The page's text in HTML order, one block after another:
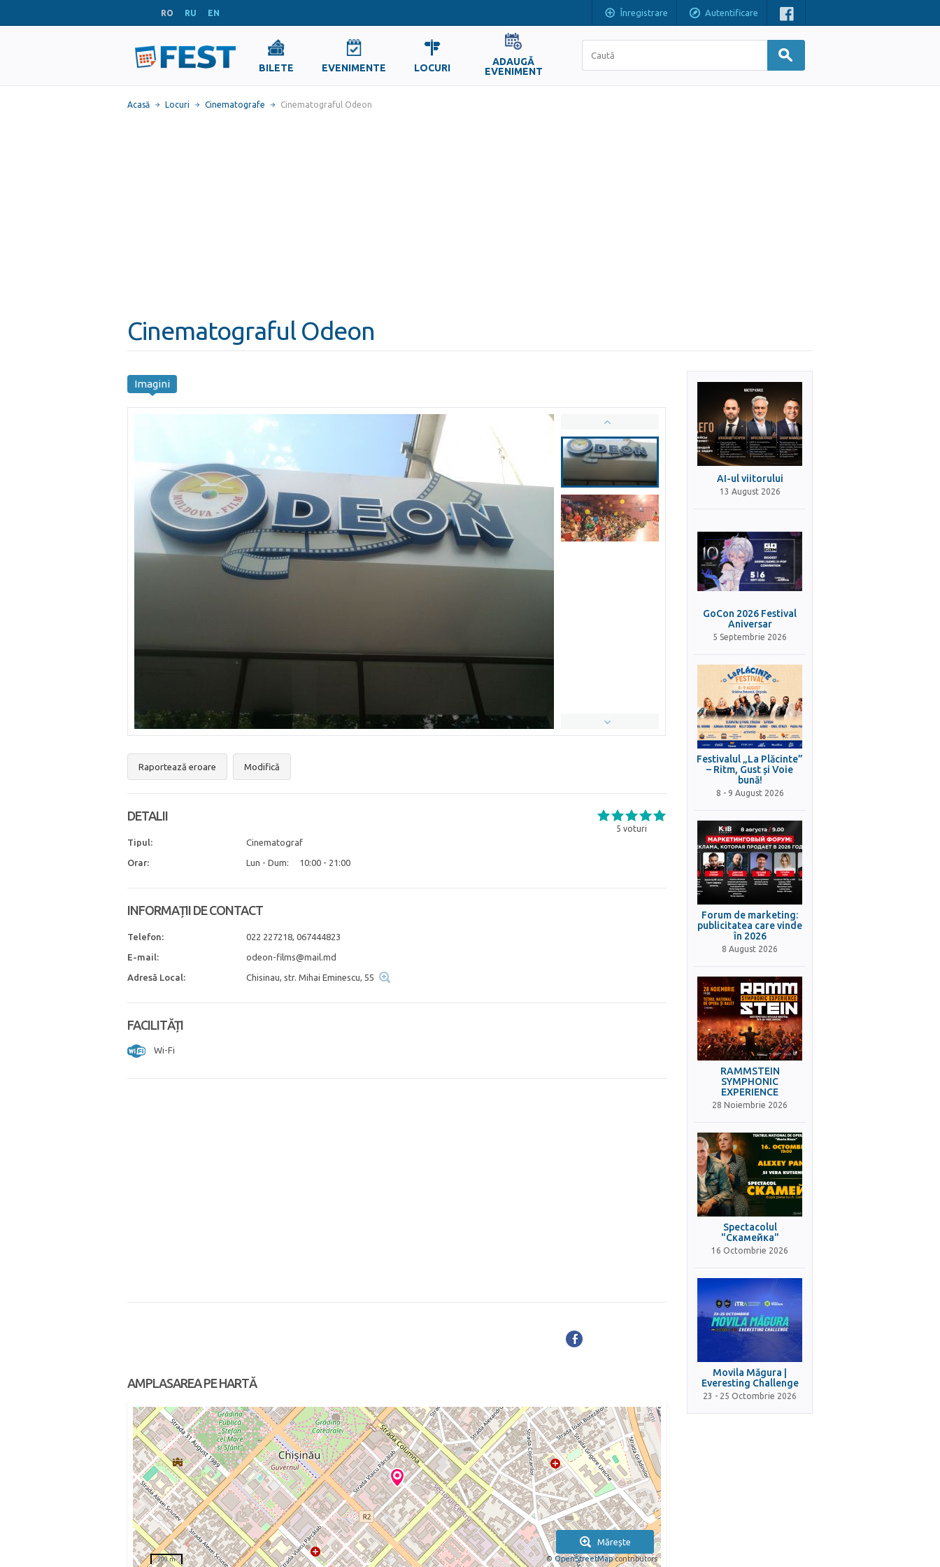
RO RU EN Înregistrare Autentificare
BILETE EVENIMENTE LOCURI
ADAUGĂ
EVENIMENT
Acasă Locuri Cinematografe Cinematograful Odeon
Cinematograful Odeon
Imagini
Raportează eroare Modifică
5 voturi
DETALII
Tipul: Cinematograf
Orar: Lun - Dum: 10:00 - 21:00
INFORMAȚII DE CONTACT
Telefon: 022 227218, 067444823
E-mail: odeon-films@mail.md
Adresă Local: Chisinau, str. Mihai Eminescu, 55
FACILITĂȚI
Wi-Fi
AMPLASAREA PE HARTĂ
Mărește
© OpenStreetMapcontributors
200 m
AI-ul viitorului
13 August 2026
GoCon 2026 Festival
Aniversar
5 Septembrie 2026
Festivalul „La Plăcinte”
– Ritm, Gust și Voie
bună!
8 - 9 August 2026
Forum de marketing:
publicitatea care vinde
în 2026
8 August 2026
RAMMSTEIN
SYMPHONIC
EXPERIENCE
28 Noiembrie 2026
Spectacolul
"Скамейка"
16 Octombrie 2026
Movila Măgura |
Everesting Challenge
23 - 25 Octombrie 2026